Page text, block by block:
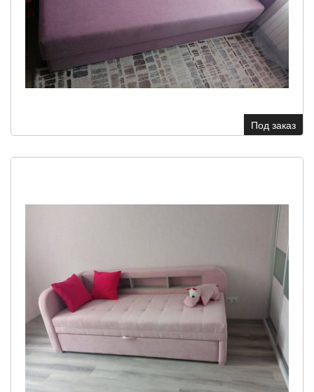
Под заказ